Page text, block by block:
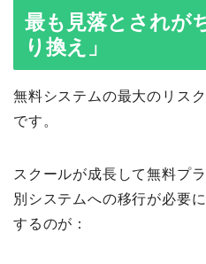
最も見落とされが
り換え」
無料システムの最大のリス
です。
スクールが成長して無料プ
別システムへの移行が必要
するのが：